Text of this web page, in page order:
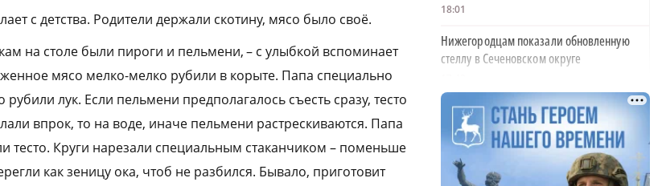
с детства. Родители держали скотину, мясо было своё.
на столе были пироги и пельмени, – с улыбкой вспоминает
мясо мелко-мелко рубили в корыте. Папа специально
рубили лук. Если пельмени предполагалось съесть сразу, тесто
впрок, то на воде, иначе пельмени растрескиваются. Папа
тесто. Круги нарезали специальным стаканчиком – поменьше
как зеницу ока, чтоб не разбился. Бывало, приготовит
18:01
Нижегородцам показали обновленную
стеллу в Сеченовском округе
Исправительные работы получил
нижегородец с долгом по алиментам 700
тысяч рублей
17:37